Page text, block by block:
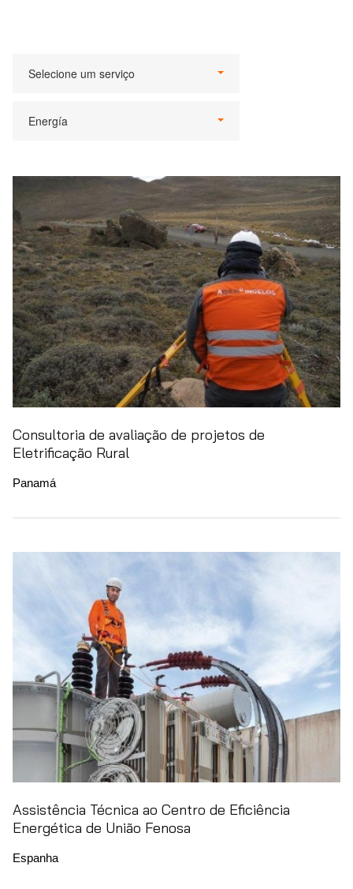
Selecione um serviço
Energía
Consultoria de avaliação de projetos de
Eletrificação Rural
Panamá
Assistência Técnica ao Centro de Eficiência
Energética de União Fenosa
Espanha